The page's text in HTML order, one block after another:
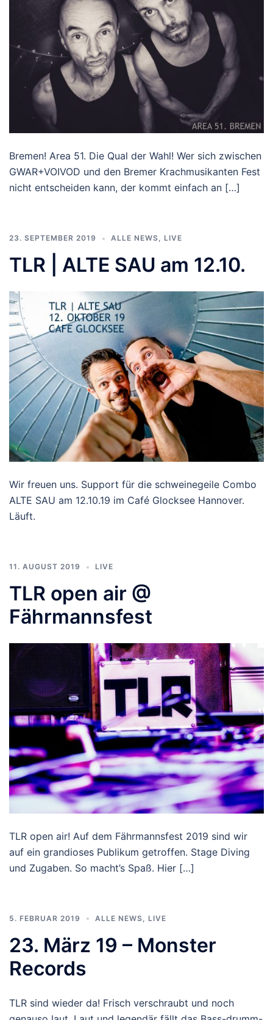
Bremen! Area 51. Die Qual der Wahl! Wer sich zwischen
GWAR+VOIVOD und den Bremer Krachmusikanten Fest
nicht entscheiden kann, der kommt einfach an […]
23. SEPTEMBER 2019 ALLE NEWS, LIVE
TLR | ALTE SAU am 12.10.
Wir freuen uns. Support für die schweinegeile Combo
ALTE SAU am 12.10.19 im Café Glocksee Hannover.
Läuft.
11. AUGUST 2019 LIVE
TLR open air @
Fährmannsfest
TLR open air! Auf dem Fährmannsfest 2019 sind wir
auf ein grandioses Publikum getroffen. Stage Diving
und Zugaben. So macht’s Spaß. Hier […]
5. FEBRUAR 2019 ALLE NEWS LIVE
23. März 19 – Monster
Records
TLR sind wieder da! Frisch verschraubt und noch